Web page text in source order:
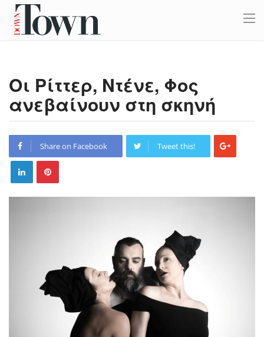
Οι Ρίττερ, Ντένε, Φος
ανεβαίνουν στη σκηνή
Share on Facebook Tweet this!